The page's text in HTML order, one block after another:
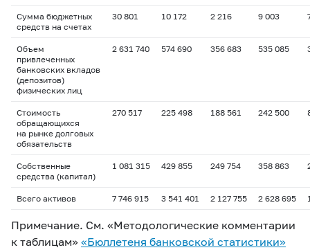
Сумма бюджетных
средств на счетах
30 801 10 172 2 216 9 003
Объем
привлеченных
банковских вкладов
(депозитов)
физических лиц
2 631 740 574 690 356 683 535 085
Стоимость
обращающихся
на рынке долговых
обязательств
270 517 225 498 188 561 242 500
Собственные
средства (капитал)
1 081 315 429 855 249 754 358 863
Всего активов 7 746 915 3 541 401 2 127 755 2 628 695
Примечание. См. «Методологические комментарии
к таблицам» «Бюллетеня банковской статистики»